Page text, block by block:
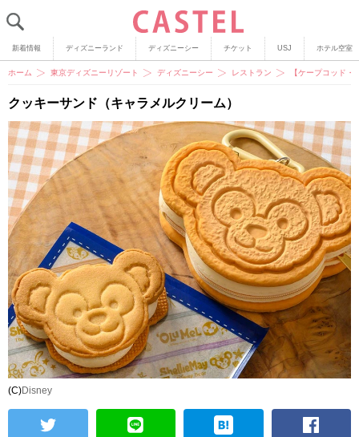
新着情報 ディズニーランド ディズニーシー チケット USJ ホテル空室
ホーム 東京ディズニーリゾート ディズニーシー レストラン 【ケープコッド
クッキーサンド（キャラメルクリーム）
(C)Disney